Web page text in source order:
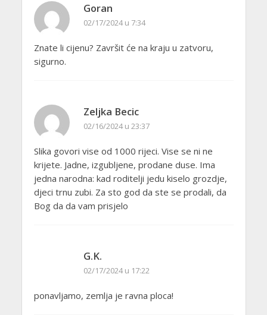
Goran
02/17/2024 u 7:34
Znate li cijenu? Završit će na kraju u zatvoru,
sigurno.
Zeljka Becic
02/16/2024 u 23:37
Slika govori vise od 1000 rijeci. Vise se ni ne
krijete. Jadne, izgubljene, prodane duse. Ima
jedna narodna: kad roditelji jedu kiselo grozdje,
djeci trnu zubi. Za sto god da ste se prodali, da
Bog da da vam prisjelo
G.K.
02/17/2024 u 17:22
ponavljamo, zemlja je ravna ploca!